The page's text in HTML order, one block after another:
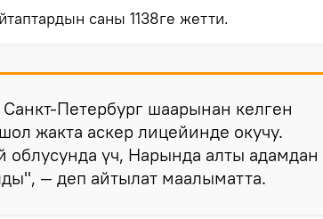
саны 1138ге жетти.
Петербург шаарынан келген
жакта аскер лицейинде окучу.
облусунда үч, Нарында алты адамдан
— деп айтылат маалыматта.